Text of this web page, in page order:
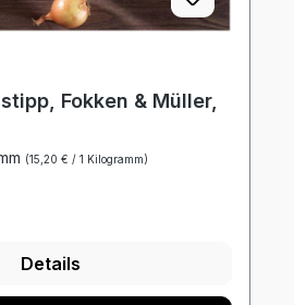
Fokken & Müller,
(15,20 € / 1 Kilogramm)
Details